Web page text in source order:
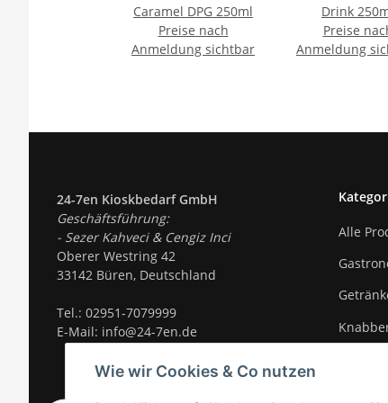
Wie wir Cookies & Co nutzen
Caramel DPG 250ml
Preise nach
Anmeldung sichtbar
Drink
Preise
Anmeldung
24-7en Kioskbedarf GmbH
Geschäftsführung:
- Sezer Kahveci & Cengiz Inci
Oberer Westring 42
33142 Büren, Deutschland
Tel.: 02951-7079999
E-Mail: info@24-7en.de
Alle